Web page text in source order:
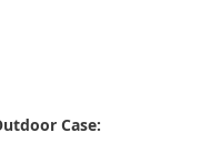
Case: